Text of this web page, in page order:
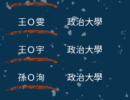
王Ｏ雯 政治大學
王Ｏ宇 政治大學
孫Ｏ洵 政治大學